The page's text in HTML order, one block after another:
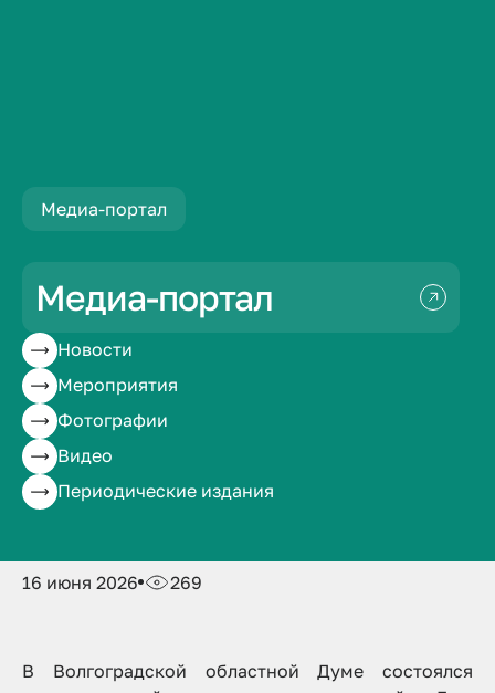
Медиа-портал
Медиа-портал
Новости
Мероприятия
Фотографии
Видео
Периодические издания
Новости Лучшие врачи волгоградского региона отме...
волгоградского
региона отмечены
наградами
Волгоградской
областной Думы
16 июня 2026 269
В Волгоградской областной Думе состоялся